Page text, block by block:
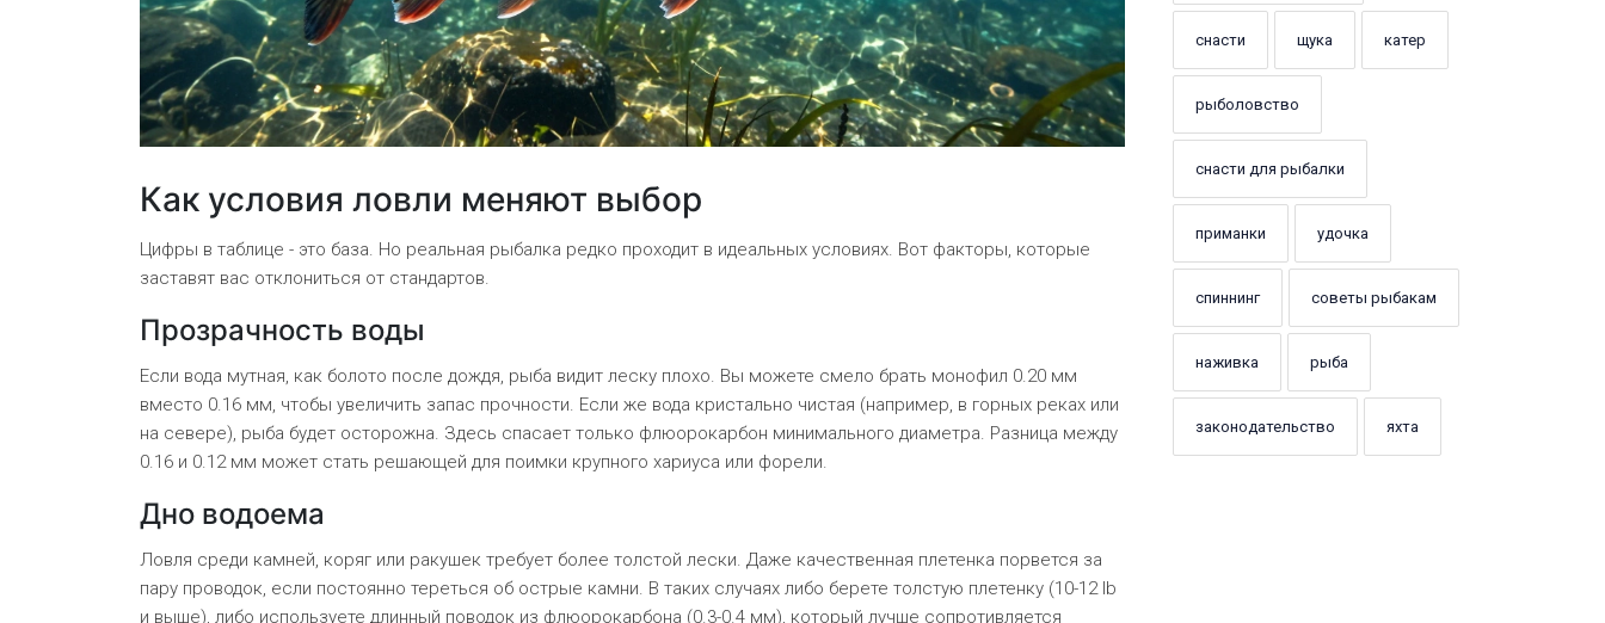
Как условия ловли меняют выбор
Цифры в таблице - это база. Но реальная рыбалка редко проходит в идеальных условиях. Вот факторы, которые
заставят вас отклониться от стандартов.
Прозрачность воды
Если вода мутная, как болото после дождя, рыба видит леску плохо. Вы можете смело брать монофил 0.20 мм
вместо 0.16 мм, чтобы увеличить запас прочности. Если же вода кристально чистая (например, в горных реках или
на севере), рыба будет осторожна. Здесь спасает только флюорокарбон минимального диаметра. Разница между
0.16 и 0.12 мм может стать решающей для поимки крупного хариуса или форели.
Дно водоема
Ловля среди камней, коряг или ракушек требует более толстой лески. Даже качественная плетенка порвется за
пару проводок, если постоянно тереться об острые камни. В таких случаях либо берете толстую плетенку (10-12 lb
и выше), либо используете длинный поводок из флюорокарбона (0.3-0.4 мм), который лучше сопротивляется
снасти щука катер
рыболовство
снасти для рыбалки
приманки удочка
спиннинг советы рыбакам
наживка рыба
законодательство яхта